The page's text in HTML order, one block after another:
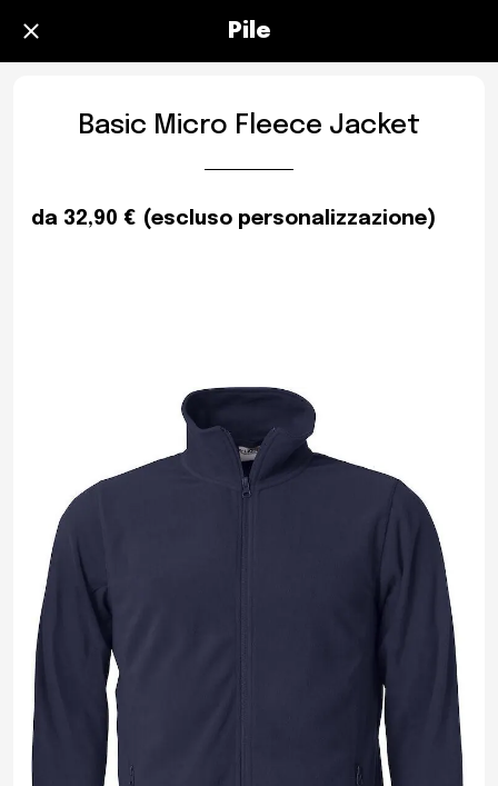
Pile
Basic Micro Fleece Jacket
da 32,90 € (escluso personalizzazione)